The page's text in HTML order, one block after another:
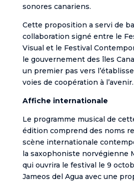
sonores canariens.
Cette proposition a servi de
collaboration signé entre le
Visual et le Festival
le gouvernement des îles
un premier pas vers
voies de coopération à l’avenir.
Affiche internationale
Le programme musical de
édition comprend des noms
scène internationale
la saxophoniste norvégienne
qui ouvrira le festival le 9
Jameos del Agua avec une